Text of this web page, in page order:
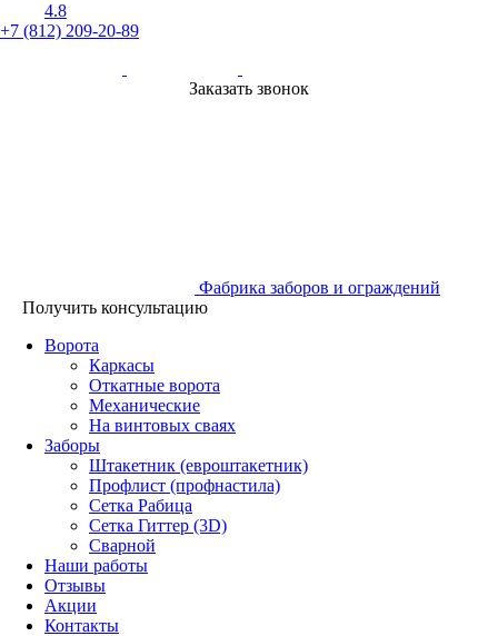
4.8
+7 (812) 209-20-89
Заказать звонок
Фабрика заборов и ограждений
Получить консультацию
Ворота
Каркасы
Откатные ворота
Механические
На винтовых сваях
Заборы
Штакетник (евроштакетник)
Профлист (профнастила)
Сетка Рабица
Сетка Гиттер (3D)
Сварной
Наши работы
Отзывы
Акции
Контакты